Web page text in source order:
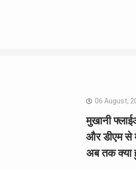
06 August,
मुखानी
और डीएम से
अब तक